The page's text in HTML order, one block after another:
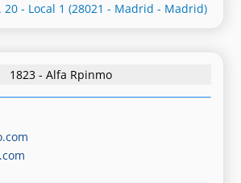
20 - Local 1 (28021 - Madrid - Madrid)
1823 - Alfa Rpinmo